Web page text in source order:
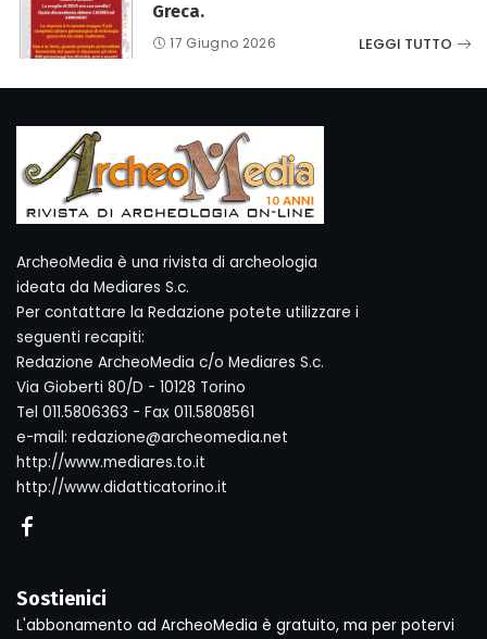
Greca.
17 Giugno 2026 LEGGI TUTTO
ArcheoMedia è una rivista di archeologia
ideata da Mediares S.c.
Per contattare la Redazione potete utilizzare i
seguenti recapiti:
Redazione ArcheoMedia c/o Mediares S.c.
Via Gioberti 80/D - 10128 Torino
Tel 011.5806363 - Fax 011.5808561
e-mail: redazione@archeomedia.net
http://www.mediares.to.it
http://www.didatticatorino.it
Sostienici
L'abbonamento ad ArcheoMedia è gratuito, ma per potervi